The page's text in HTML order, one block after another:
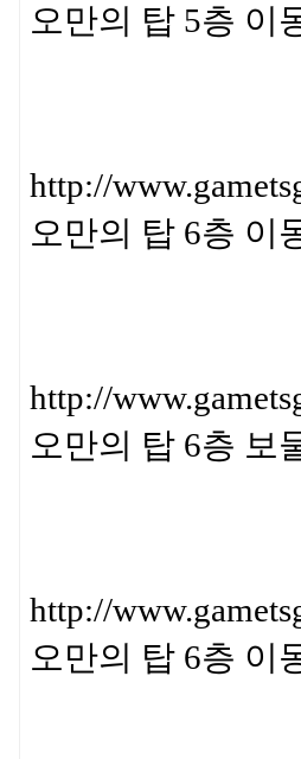
오만의 탑 5층 이
http://
오만의 탑 6층 이
http://
오만의 탑 6층 보
http://
오만의 탑 6층 이